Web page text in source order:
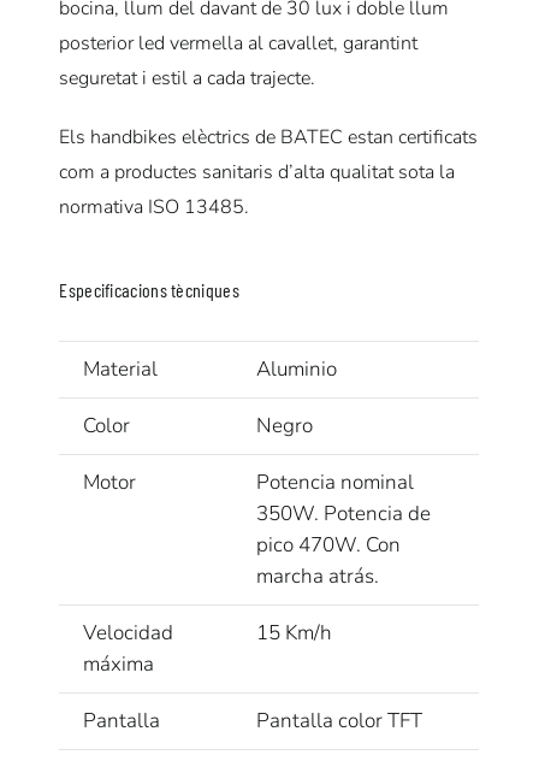
bocina, llum del davant de 30 lux i doble llum
posterior led vermella al cavallet, garantint
seguretat i estil a cada trajecte.
Els handbikes elèctrics de BATEC estan certificats
com a productes sanitaris d’alta qualitat sota la
normativa ISO 13485.
Especificacions tècniques
Material Aluminio
Color Negro
Motor
Potencia nominal
350W. Potencia de
pico 470W. Con
marcha atrás.
Velocidad
máxima
15 Km/h
Pantalla Pantalla color TFT